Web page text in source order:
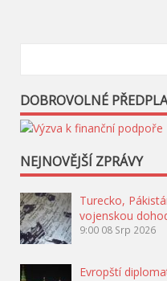
DOBROVOLNÉ
NEJNOVĚJŠÍ ZPRÁVY
Turecko,
vojenskou
9:00 08 Srp 2026
Evropští